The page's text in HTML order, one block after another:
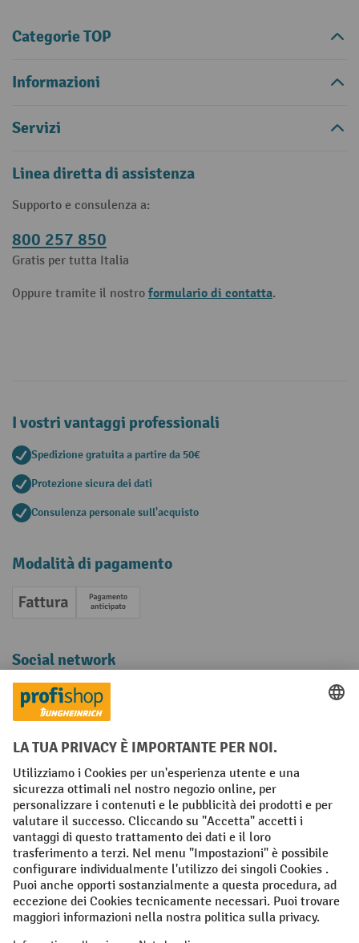
Categorie TOP
Informazioni
Servizi
Linea diretta di assistenza
Supporto e consulenza a:
800 257 850
Gratis per tutta Italia
Oppure tramite il nostro formulario di contatta.
I vostri vantaggi professionali
Spedizione gratuita a partire da 50€
Protezione sicura dei dati
Consulenza personale sull'acquisto
Modalità di pagamento
Fattura Pagamento anticipato
Social network
Facebook
YouTube
LinkedInInstagram
Condizioni Generali di Vendita
Dichiarazione di protezione dei dati Impronta
Impostazioni sulla privacy
All prices excl. VAT plusshipping costsand possible delivery charges,
if not stated otherwise.
¹ Lo sconto è valido fino a esaurimento scorte. Lo sconto non si applica